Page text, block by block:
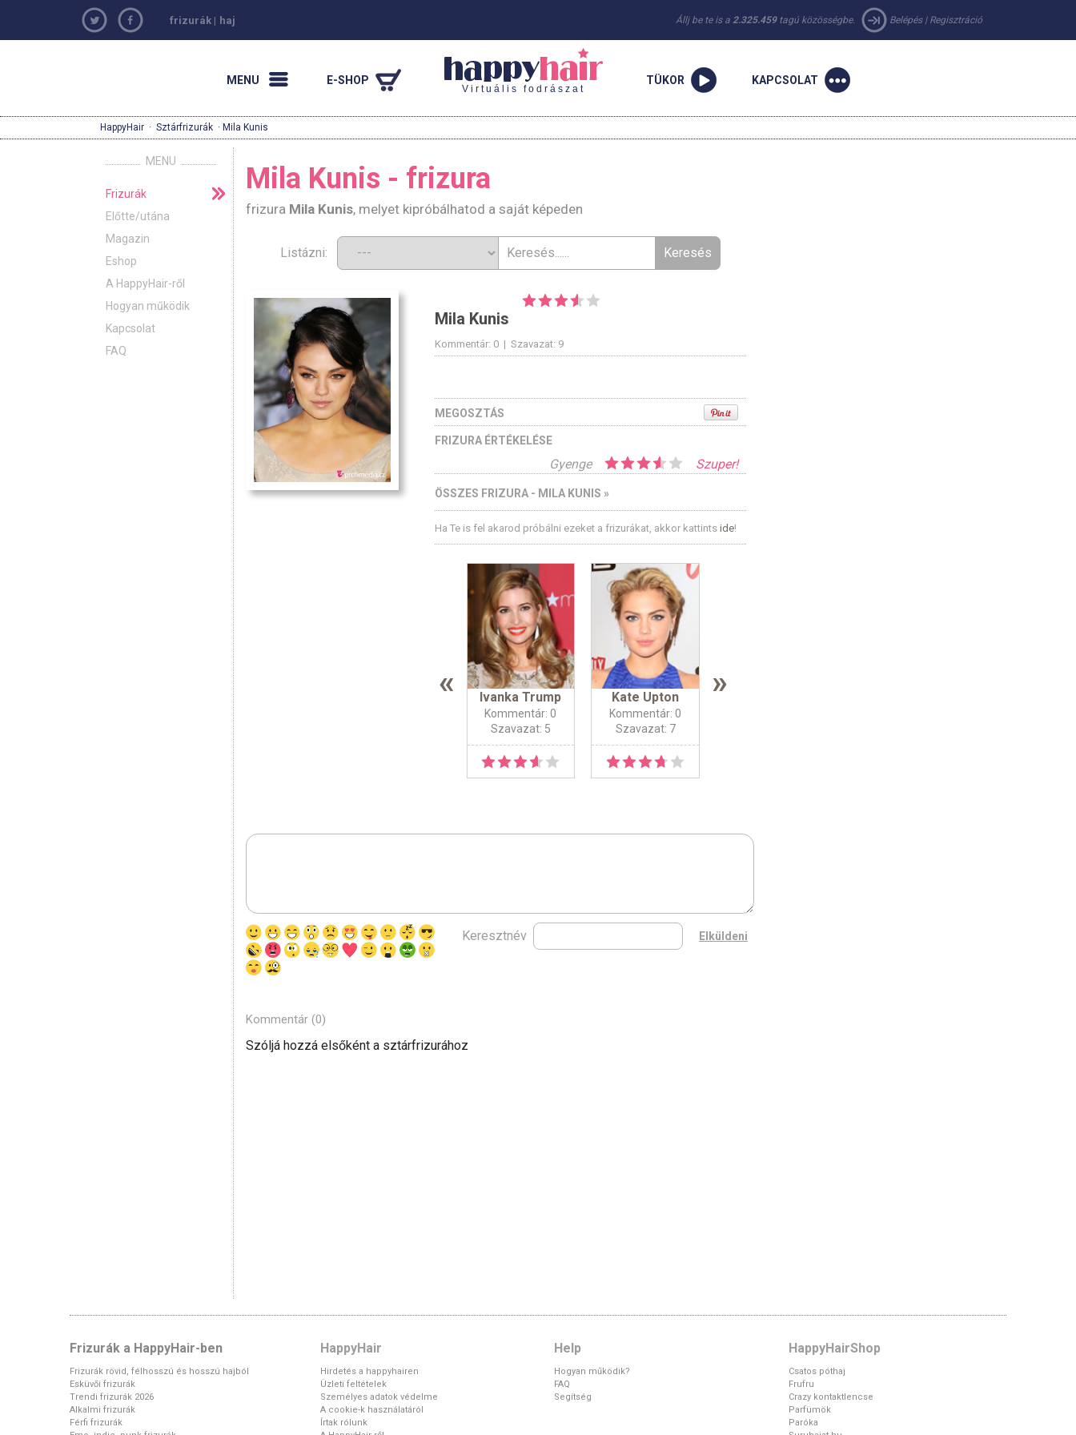
frizurák | haj Állj be te is a 2.325.459tagú közösségbe. Belépés| Regisztráció
MENU E-SHOP
Virtuális fodrászat
TÜKOR KAPCSOLAT
HappyHair · Sztárfrizurák · Mila Kunis
MENU
Frizurák
Előtte/utána
Magazin
Eshop
A HappyHair-ről
Hogyan működik
Kapcsolat
FAQ
Mila Kunis - frizura
frizura Mila Kunis, melyet kipróbálhatod a saját képeden
Listázni:
Mila Kunis
Kommentár: 0 | Szavazat: 9
MEGOSZTÁS
FRIZURA ÉRTÉKELÉSE
Szuper!
Gyenge
ÖSSZES FRIZURA - MILA KUNIS »
Ha Te is fel akarod próbálni ezeket a frizurákat, akkor kattints ide!
« Ivanka Trump
Kommentár: 0
Szavazat: 5
Kate Upton
Kommentár: 0
Szavazat: 7
»
Keresztnév
Kommentár (0)
Szóljá hozzá elsőként a sztárfrizurához
Frizurák a HappyHair-ben
Frizurák rövid, félhosszú és hosszú hajból
Esküvői frizurák
Trendi frizurák 2026
Alkalmi frizurák
Férfi frizurák
HappyHair
Hirdetés a happyhairen
Üzleti feltételek
Személyes adatok védelme
A cookie-k használatáról
Írtak rólunk
Help
Hogyan működik?
FAQ
Segítség
HappyHairShop
Csatos póthaj
Frufru
Crazy kontaktlencse
Parfümök
Paróka